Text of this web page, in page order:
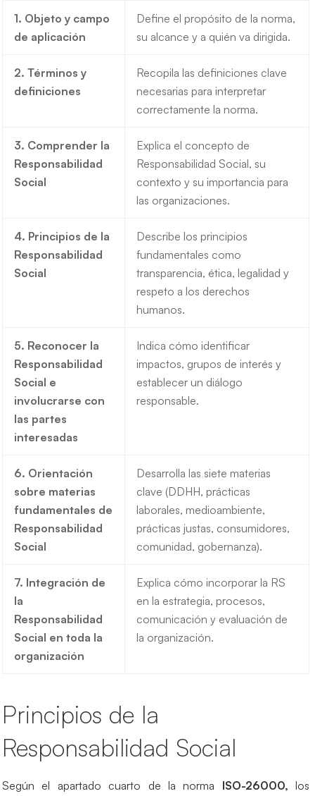
1. Objeto y campo
de aplicación
Define el propósito de la norma,
su alcance y a quién va dirigida.
2. Términos y
definiciones
Recopila las definiciones clave
necesarias para interpretar
correctamente la norma.
3. Comprender la
Responsabilidad
Social
Explica el concepto de
Responsabilidad Social, su
contexto y su importancia para
las organizaciones.
4. Principios de la
Responsabilidad
Social
Describe los principios
fundamentales como
transparencia, ética, legalidad y
respeto a los derechos
humanos.
5. Reconocer la
Responsabilidad
Social e
involucrarse con
las partes
interesadas
Indica cómo identificar
impactos, grupos de interés y
establecer un diálogo
responsable.
6. Orientación
sobre materias
fundamentales de
Responsabilidad
Social
Desarrolla las siete materias
clave (DDHH, prácticas
laborales, medioambiente,
prácticas justas, consumidores,
comunidad, gobernanza).
7. Integración de
la
Responsabilidad
Social en toda la
organización
Explica cómo incorporar la RS
en la estrategia, procesos,
comunicación y evaluación de
la organización.
Principios de la
Responsabilidad Social
Según el apartado cuarto de la norma ISO-26000, los